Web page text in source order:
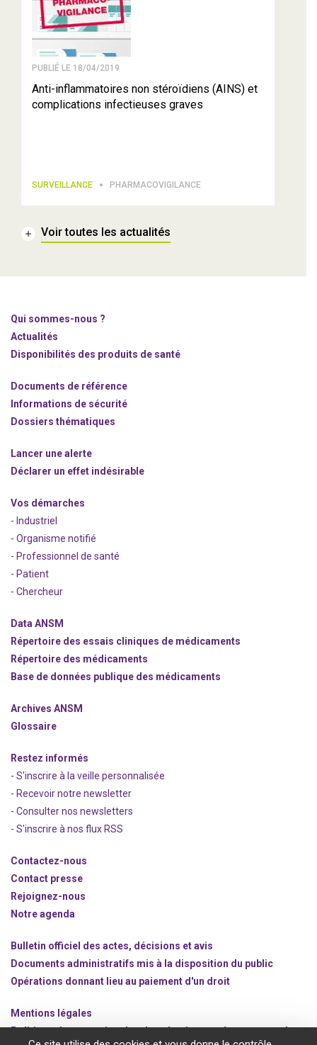
PUBLIÉ LE 18/04/2019
Anti-inflammatoires non stéroïdiens (AINS) et
complications infectieuses graves
SURVEILLANCE PHARMACOVIGILANCE
Voir toutes les actualités
Qui sommes-nous ?
Actualités
Disponibilités des produits de santé
Documents de référence
Informations de sécurité
Dossiers thématiques
Lancer une alerte
Déclarer un effet indésirable
Vos démarches
- Industriel
- Organisme notifié
- Professionnel de santé
- Patient
- Chercheur
Data ANSM
Répertoire des essais cliniques de médicaments
Répertoire des médicaments
Base de données publique des médicaments
Archives ANSM
Glossaire
Restez informés
- S'inscrire à la veille personnalisée
- Recevoir notre newsletter
- Consulter nos newsletters
- S'inscrire à nos flux RSS
Contactez-nous
Contact presse
Rejoignez-nous
Notre agenda
Bulletin officiel des actes, décisions et avis
Documents administratifs mis à la disposition du public
Opérations donnant lieu au paiement d'un droit
Mentions légales
Politique de protection des données à caractère personnel